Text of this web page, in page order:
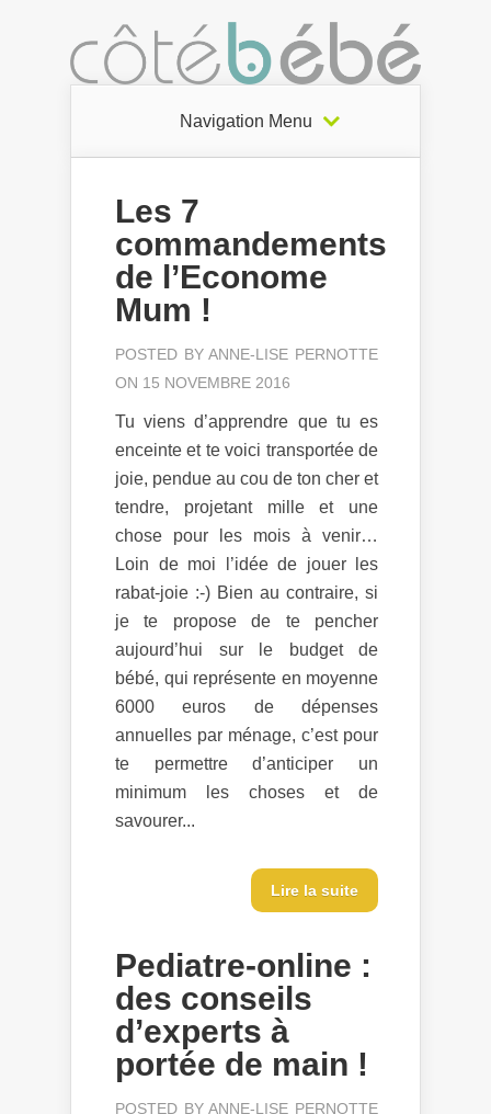
Navigation Menu
Les 7
commandements
de l’Econome
Mum !
POSTED BYANNE-LISE PERNOTTE
ON 15 NOVEMBRE 2016
Tu viens d’apprendre que tu es
enceinte et te voici transportée de
joie, pendue au cou de ton cher et
tendre, projetant mille et une
chose pour les mois à venir…
Loin de moi l’idée de jouer les
rabat-joie :-) Bien au contraire, si
je te propose de te pencher
aujourd’hui sur le budget de
bébé, qui représente en moyenne
6000 euros de dépenses
annuelles par ménage, c’est pour
te permettre d’anticiper un
minimum les choses et de
savourer...
Lire la suite
Pediatre-online :
des conseils
d’experts à
portée de main !
POSTED BYANNE-LISE PERNOTTE